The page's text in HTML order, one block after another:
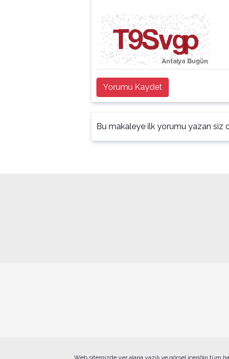
Yorumu Kaydet
Bu makaleye ilk yorumu yazan siz
Web sitemizde yer alana yazılı ve görsel içeriğin tüm